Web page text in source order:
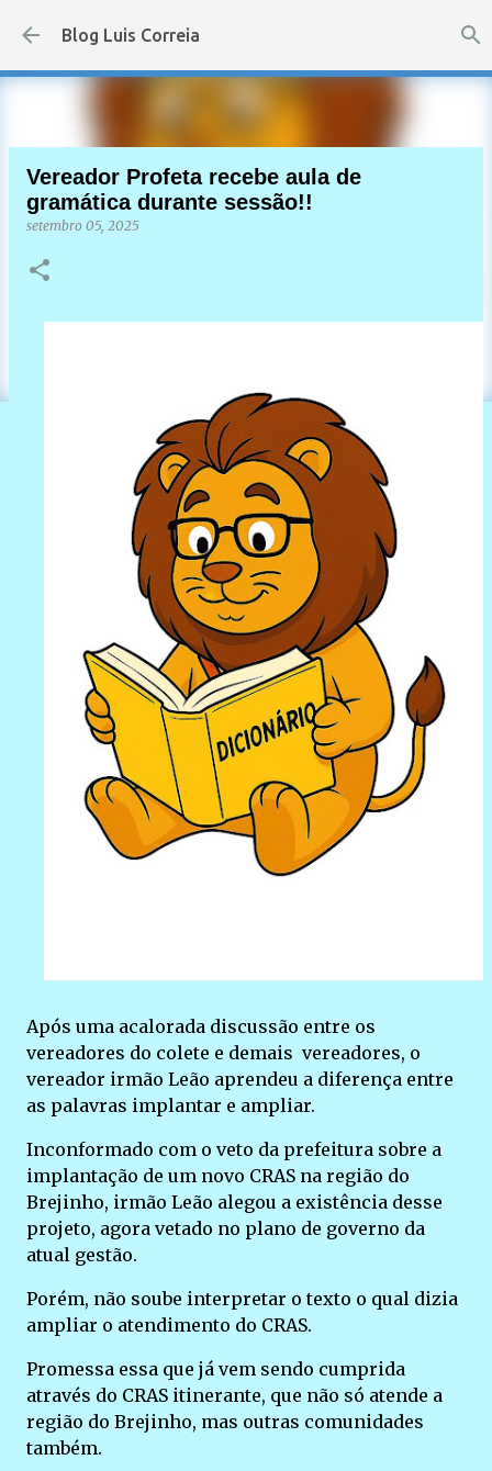
Pular para o conteúdo principal
Blog Luis Correia
Vereador Profeta recebe aula de
gramática durante sessão!!
setembro 05, 2025
Após uma acalorada discussão entre os
vereadores do colete e demais vereadores, o
vereador irmão Leão aprendeu a diferença entre
as palavras implantar e ampliar.
Inconformado com o veto da prefeitura sobre a
implantação de um novo CRAS na região do
Brejinho, irmão Leão alegou a existência desse
projeto, agora vetado no plano de governo da
atual gestão.
Porém, não soube interpretar o texto o qual dizia
ampliar o atendimento do CRAS.
Promessa essa que já vem sendo cumprida
através do CRAS itinerante, que não só atende a
região do Brejinho, mas outras comunidades
também.